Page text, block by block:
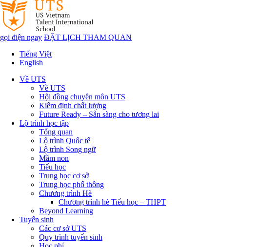
gọi điện ngay ĐẶT LỊCH THAM QUAN
Tiếng Việt
English
Về UTS
Về UTS
Hội đồng chuyên môn UTS
Kiểm định chất lượng
Future Ready – Sẵn sàng cho tương lai
Lộ trình học tập
Tổng quan
Lộ trình Quốc tế
Lộ trình Song ngữ
Mầm non
Tiểu học
Trung học cơ sở
Trung học phổ thông
Chương trình Hè
Chương trình hè Tiểu học – THPT
Beyond Learning
Tuyển sinh
Các cơ sở UTS
Quy trình tuyển sinh